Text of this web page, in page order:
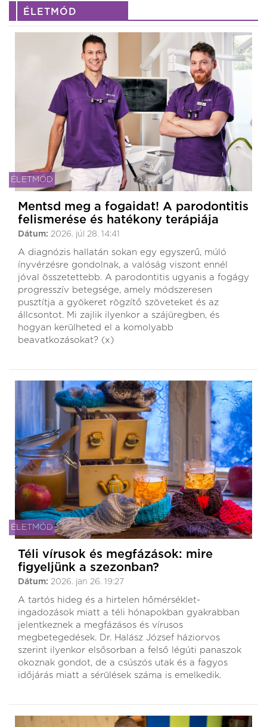
ÉLETMÓD
ÉLETMÓD
Mentsd meg a fogaidat! A parodontitis
felismerése és hatékony terápiája
Dátum: 2026. júl 28. 14:41
A diagnózis hallatán sokan egy egyszerű, múló
ínyvérzésre gondolnak, a valóság viszont ennél
jóval összetettebb. A parodontitis ugyanis a fogágy
progresszív betegsége, amely módszeresen
pusztítja a gyökeret rögzítő szöveteket és az
állcsontot. Mi zajlik ilyenkor a szájüregben, és
hogyan kerülheted el a komolyabb
beavatkozásokat? (x)
ÉLETMÓD
Téli vírusok és megfázások: mire
figyeljünk a szezonban?
Dátum: 2026. jan 26. 19:27
A tartós hideg és a hirtelen hőmérséklet-
ingadozások miatt a téli hónapokban gyakrabban
jelentkeznek a megfázásos és vírusos
megbetegedések. Dr. Halász József háziorvos
szerint ilyenkor elsősorban a felső légúti panaszok
okoznak gondot, de a csúszós utak és a fagyos
időjárás miatt a sérülések száma is emelkedik.